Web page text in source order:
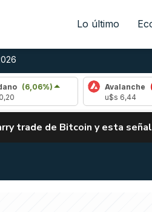
Lo último
Avalanche (-2,94%)
trade de Bitcoin y esta